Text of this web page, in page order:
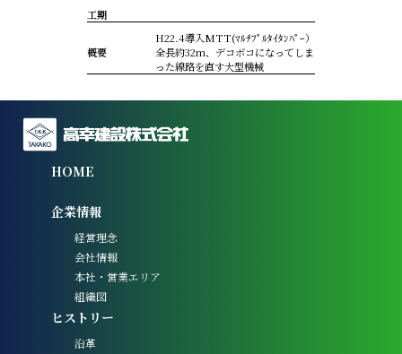
工期
概要
H22.4導入MTT(ﾏﾙﾁﾌﾟﾙﾀｲﾀﾝﾊﾟｰ）
全長約32m、デコボコになってしま
った線路を直す大型機械
HOME
企業情報
経営理念
会社情報
本社・営業エリア
組織図
ヒストリー
沿革